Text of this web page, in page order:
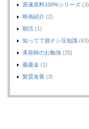
原液原料100%シリーズ (3)
映画紹介 (2)
朝活 (1)
知ってて損ナシ豆知識 (63)
美容師のお勉強 (25)
義援金 (1)
髪質改善 (3)